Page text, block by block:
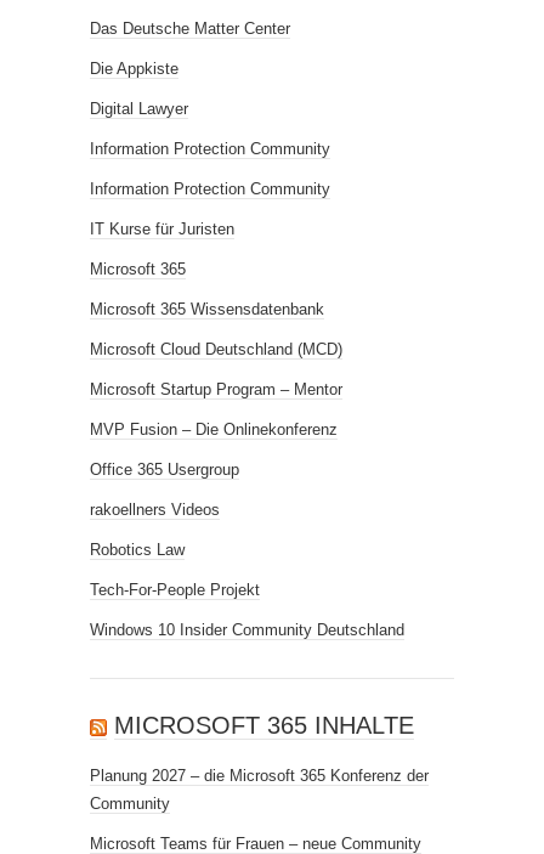
Das Deutsche Matter Center
Die Appkiste
Digital Lawyer
Information Protection Community
Information Protection Community
IT Kurse für Juristen
Microsoft 365
Microsoft 365 Wissensdatenbank
Microsoft Cloud Deutschland (MCD)
Microsoft Startup Program – Mentor
MVP Fusion – Die Onlinekonferenz
Office 365 Usergroup
rakoellners Videos
Robotics Law
Tech-For-People Projekt
Windows 10 Insider Community Deutschland
MICROSOFT 365 INHALTE
Planung 2027 – die Microsoft 365 Konferenz der
Community
Microsoft Teams für Frauen – neue Community